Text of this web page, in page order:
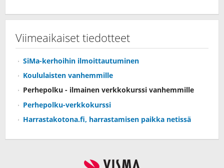
Viimeaikaiset tiedotteet
SiMa-kerhoihin ilmoittautuminen
Koululaisten vanhemmille
Perhepolku - ilmainen verkkokurssi vanhemmille
Perhepolku-verkkokurssi
Harrastakotona.fi, harrastamisen paikka netissä